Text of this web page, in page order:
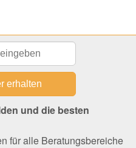
und die besten
für alle Beratungsbereiche